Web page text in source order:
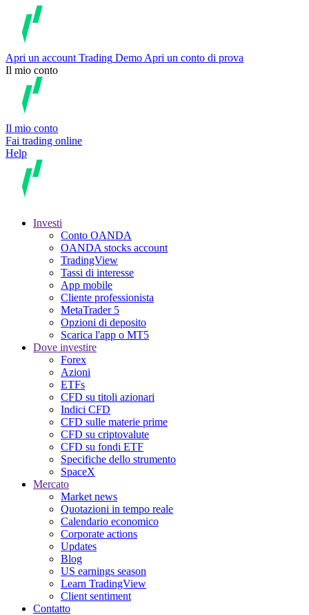
Apri un account Trading Demo Apri un conto di prova
Il mio conto
Il mio conto
Fai trading online
Help
Investi
Conto OANDA
OANDA stocks account
TradingView
Tassi di interesse
App mobile
Cliente professionista
MetaTrader 5
Opzioni di deposito
Scarica l'app o MT5
Dove investire
Forex
Azioni
ETFs
CFD su titoli azionari
Indici CFD
CFD sulle materie prime
CFD su criptovalute
CFD su fondi ETF
Specifiche dello strumento
SpaceX
Mercato
Market news
Quotazioni in tempo reale
Calendario economico
Corporate actions
Updates
Blog
US earnings season
Learn TradingView
Client sentiment
Contatto